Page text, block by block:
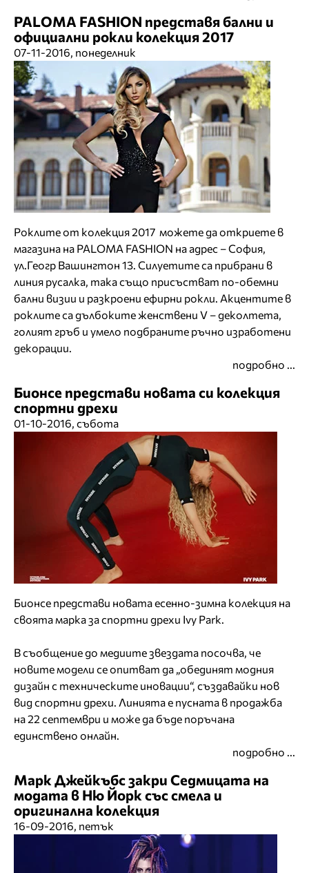
PALOMA FASHION представя бални и
официални рокли колекция 2017
07-11-2016, понеделник
Роклите от колекция 2017 можете да откриете в
магазина на PALOMA FASHION на адрес – София,
ул.Геогр Вашингтон 13. Силуетите са прибрани в
линия русалка, така също присъстват по-обемни
бални визии и разкроени ефирни рокли. Акцентите в
роклите са дълбоките женствени V – деколтета,
голият гръб и умело подбраните ръчно изработени
декорации.
подробно ...
Бионсе представи новата си колекция
спортни дрехи
01-10-2016, събота
Бионсе представи новата есенно-зимна колекция на
своята марка за спортни дрехи Ivy Park.
В съобщение до медиите звездата посочва, че
новите модели се опитват да „обединят модния
дизайн с техническите иновации“, създавайки нов
вид спортни дрехи. Линията е пусната в продажба
на 22 септември и може да бъде поръчана
единствено онлайн.
подробно ...
Марк Джейкъбс закри Седмицата на
модата в Ню Йорк със смела и
оригинална колекция
16-09-2016, петък